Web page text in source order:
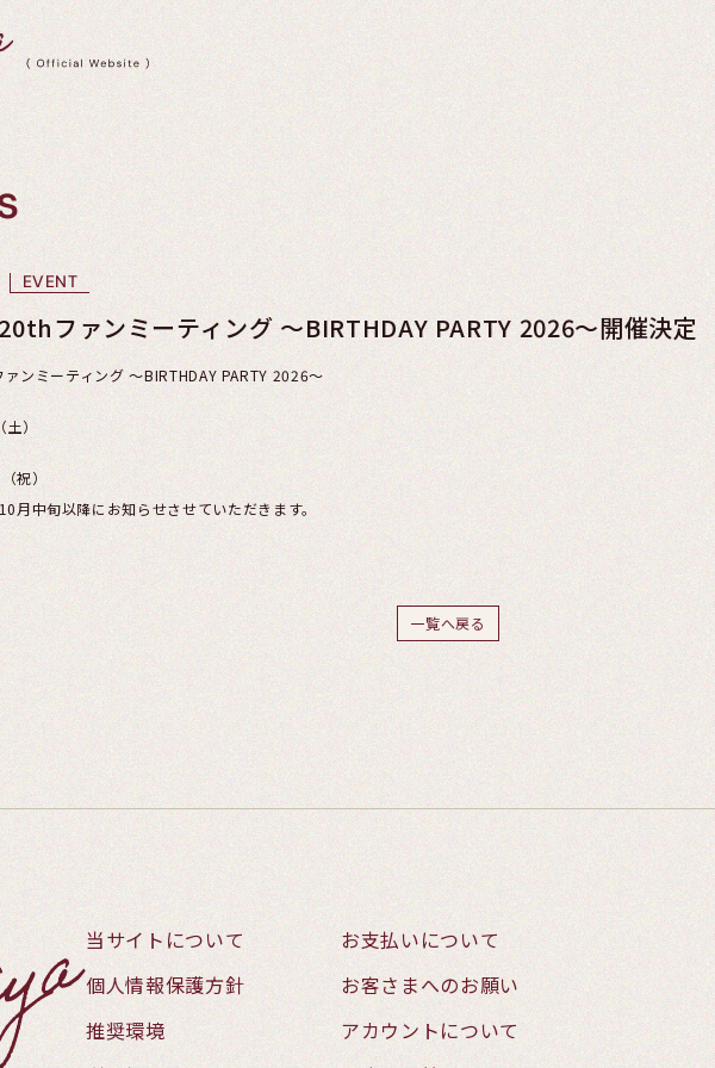
EVENT
ファンミーティング ～BIRTHDAY PARTY 2026～開催決定
ンミーティング ～BIRTHDAY PARTY 2026～
）
祝）
月中旬以降にお知らせさせていただきます。
一覧へ戻る
当サイトについて
お支払いについて
個人情報保護方針
お客さまへのお願い
推奨環境
アカウントについて